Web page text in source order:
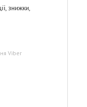
знижки,
Viber